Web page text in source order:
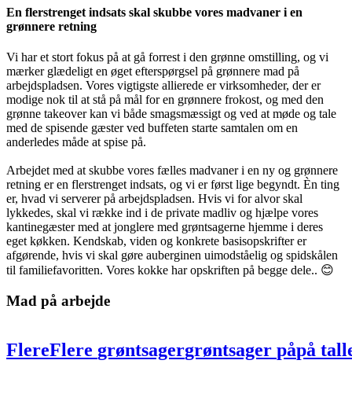
En flerstrenget indsats skal skubbe vores madvaner i en
grønnere retning
Vi har et stort fokus på at gå forrest i den grønne omstilling, og vi
mærker glædeligt en øget efterspørgsel på grønnere mad på
arbejdspladsen. Vores vigtigste allierede er virksomheder, der er
modige nok til at stå på mål for en grønnere frokost, og med den
grønne takeover kan vi både smagsmæssigt og ved at møde og tale
med de spisende gæster ved buffeten starte samtalen om en
anderledes måde at spise på.
Arbejdet med at skubbe vores fælles madvaner i en ny og grønnere
retning er en flerstrenget indsats, og vi er først lige begyndt. Èn ting
er, hvad vi serverer på arbejdspladsen. Hvis vi for alvor skal
lykkedes, skal vi række ind i de private madliv og hjælpe vores
kantinegæster med at jonglere med grøntsagerne hjemme i deres
eget køkken. Kendskab, viden og konkrete basisopskrifter er
afgørende, hvis vi skal gøre auberginen uimodståelig og spidskålen
til familiefavoritten. Vores kokke har opskriften på begge dele.. 😊
Mad på arbejde
FlereFlere grøntsagergrøntsager påpå